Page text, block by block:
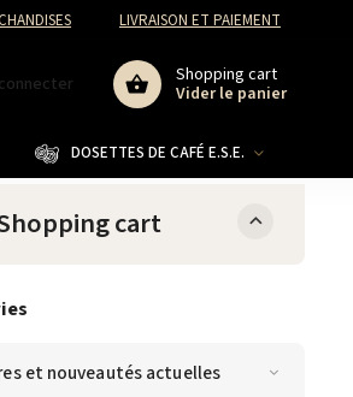
LIVRAISON ET PAIEMENT
Shopping cart
Vider le panier
DOSETTES DE CAFÉ E.S.E.
cart
et nouveautés actuelles